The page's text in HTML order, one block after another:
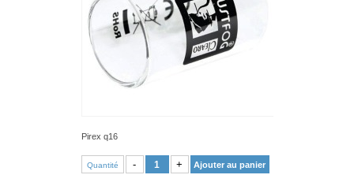
Pirex q16
Quantité - + Ajouter au panier